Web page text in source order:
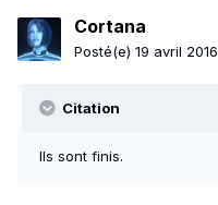
Cortana
Posté(e) 19 avril 2016
Citation
Ils sont finis.